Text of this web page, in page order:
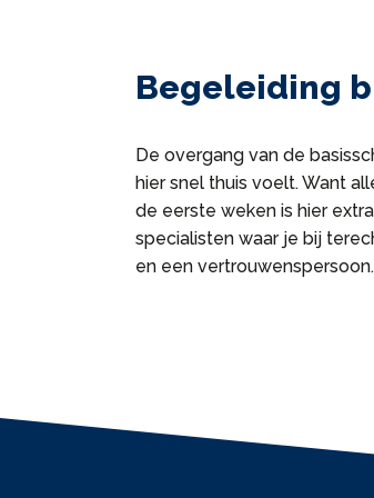
Begeleiding
De overgang van de
hier snel thuis voelt. Want
de eerste weken is hier
specialisten waar je bij
en een vertrouwenspersoon.